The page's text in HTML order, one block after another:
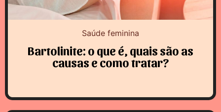
Saúde feminina
Bartolinite: o que é, quais são as
causas e como tratar?